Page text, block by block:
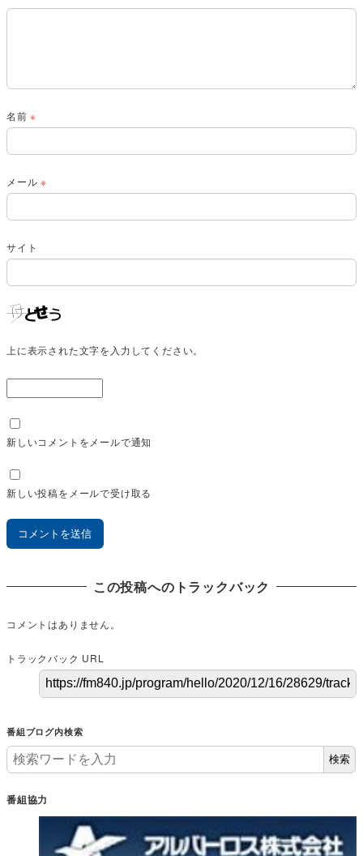
名前※
メール※
サイト
上に表示された文字を入力してください。
新しいコメントをメールで通知
新しい投稿をメールで受け取る
この投稿へのトラックバック
コメントはありません。
トラックバック URL
番組ブログ内検索
検索
番組協力